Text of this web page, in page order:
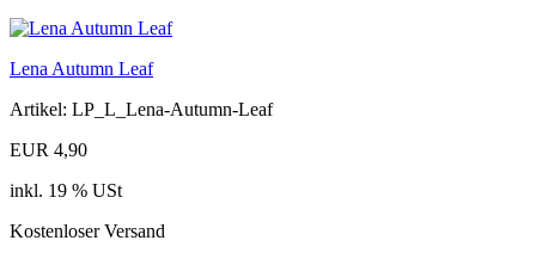
Lena Autumn Leaf
Artikel: LP_L_Lena-Autumn-Leaf
EUR 4,90
inkl. 19 % USt
Kostenloser Versand